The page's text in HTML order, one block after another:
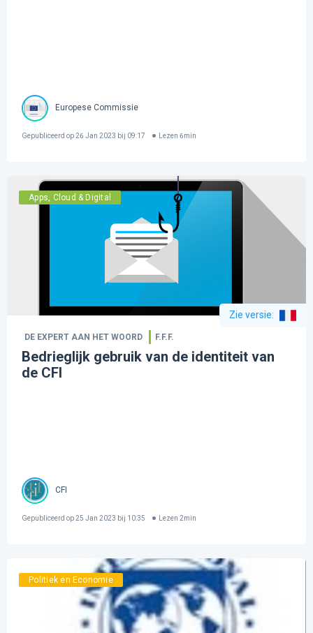
Europese Commissie
Gepubliceerd op26 Jan 2023 bij 09:17 Lezen 6min
Apps, Cloud & Digital
Zie versie:
DE EXPERT AAN HET WOORD F.F.F.
Bedrieglijk gebruik van de identiteit van
de CFI
CFI
Gepubliceerd op25 Jan 2023 bij 10:35 Lezen 2min
Politiek en Economie